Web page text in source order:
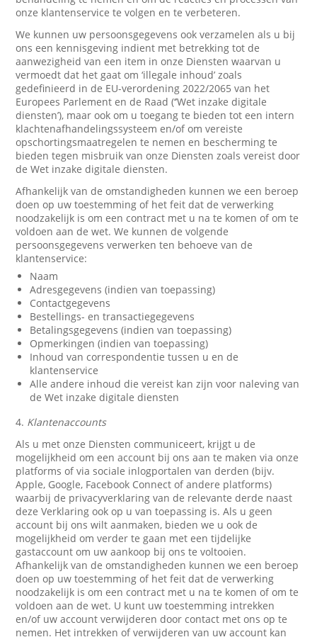
onze klantenservice te volgen en te verbeteren.
We kunnen uw persoonsgegevens ook verzamelen als u bij
ons een kennisgeving indient met betrekking tot de
aanwezigheid van een item in onze Diensten waarvan u
vermoedt dat het gaat om ‘illegale inhoud’ zoals
gedefinieerd in de EU-verordening 2022/2065 van het
Europees Parlement en de Raad (‘’Wet inzake digitale
diensten’), maar ook om u toegang te bieden tot een intern
klachtenafhandelingssysteem en/of om vereiste
opschortingsmaatregelen te nemen en bescherming te
bieden tegen misbruik van onze Diensten zoals vereist door
de Wet inzake digitale diensten.
Afhankelijk van de omstandigheden kunnen we een beroep
doen op uw toestemming of het feit dat de verwerking
noodzakelijk is om een contract met u na te komen of om te
voldoen aan de wet. We kunnen de volgende
persoonsgegevens verwerken ten behoeve van de
klantenservice:
Naam
Adresgegevens (indien van toepassing)
Contactgegevens
Bestellings- en transactiegegevens
Betalingsgegevens (indien van toepassing)
Opmerkingen (indien van toepassing)
Inhoud van correspondentie tussen u en de
klantenservice
Alle andere inhoud die vereist kan zijn voor naleving van
de Wet inzake digitale diensten
4. Klantenaccounts
Als u met onze Diensten communiceert, krijgt u de
mogelijkheid om een account bij ons aan te maken via onze
platforms of via sociale inlogportalen van derden (bijv.
Apple, Google, Facebook Connect of andere platforms)
waarbij de privacyverklaring van de relevante derde naast
deze Verklaring ook op u van toepassing is. Als u geen
account bij ons wilt aanmaken, bieden we u ook de
mogelijkheid om verder te gaan met een tijdelijke
gastaccount om uw aankoop bij ons te voltooien.
Afhankelijk van de omstandigheden kunnen we een beroep
doen op uw toestemming of het feit dat de verwerking
noodzakelijk is om een contract met u na te komen of om te
voldoen aan de wet. U kunt uw toestemming intrekken
en/of uw account verwijderen door contact met ons op te
nemen. Het intrekken of verwijderen van uw account kan